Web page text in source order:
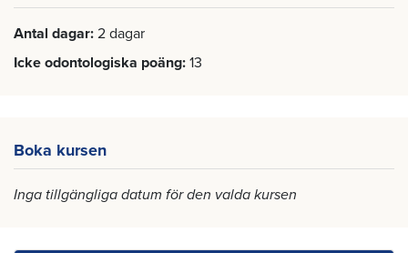
Antal dagar 2 dagar
Icke odontologiska poäng 13
Boka kursen
Inga tillgängliga datum för den valda kursen